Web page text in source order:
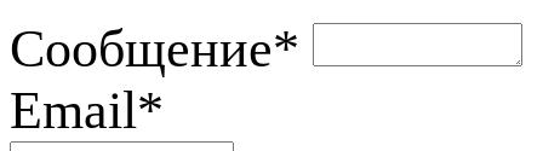
Сообщение*
Email*